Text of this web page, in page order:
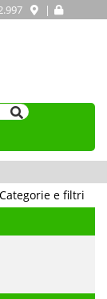
|
Categorie e filtri